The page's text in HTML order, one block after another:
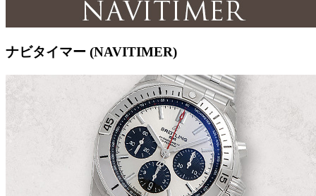
ナビタイマー (NAVITIMER)